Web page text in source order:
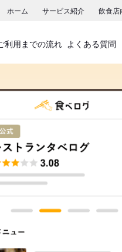
ホーム サービス紹介 飲食店
利用までの流れ よくある質問
ス